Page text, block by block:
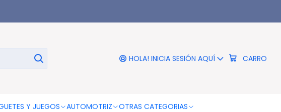
HOLA! INICIA SESIÓN AQUÍ CARRO
Y JUEGOS AUTOMOTRIZ OTRAS CATEGORIAS
Pared De 10 Pulgadas Color
Gris - Ps
Gris